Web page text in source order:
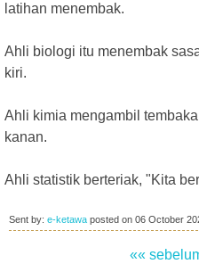
latihan menembak.
Ahli biologi itu menembak
kiri.
Ahli kimia mengambil
kanan.
Ahli statistik berteriak, "Kita
Sent by: e-ketawa posted on 06 October
««